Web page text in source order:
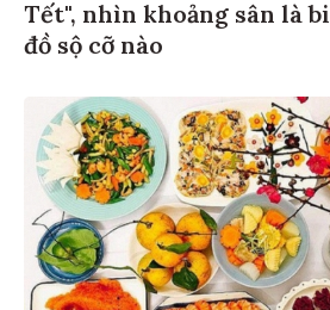
Tết", nhìn khoảng sân là
đồ sộ cỡ nào